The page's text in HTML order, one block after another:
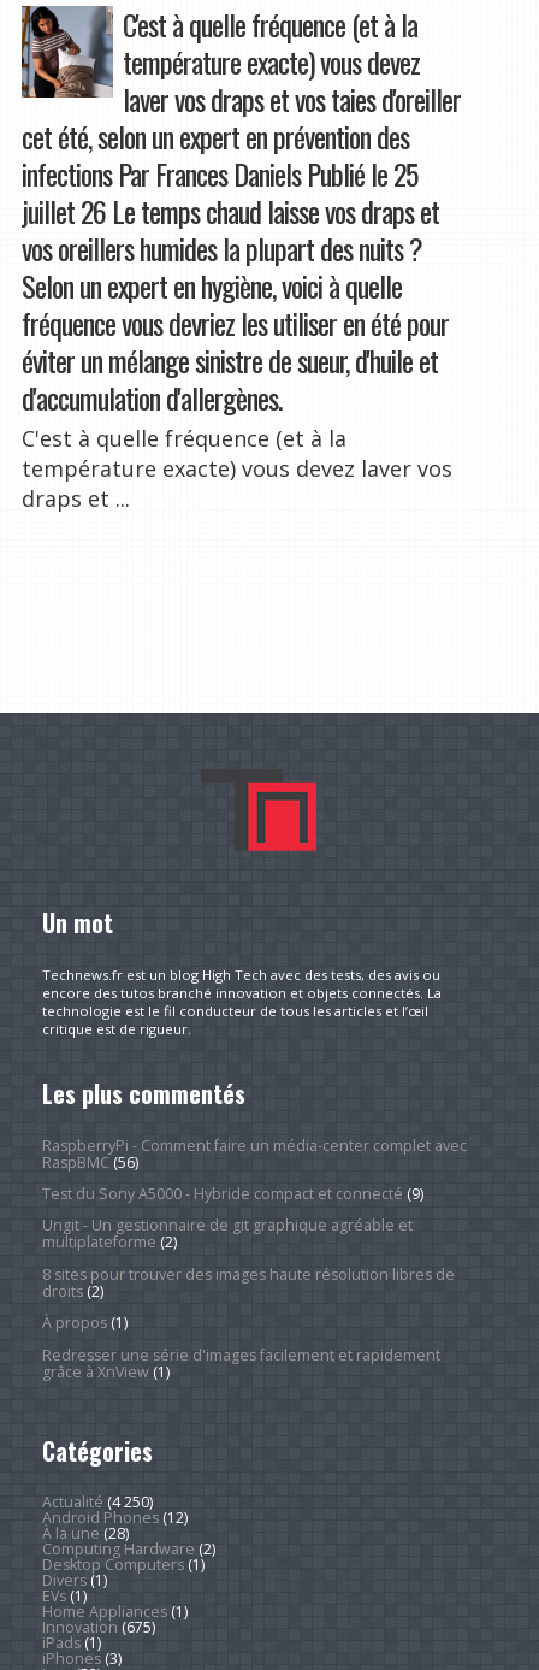
C'est à quelle fréquence (et à la
température exacte) vous devez
laver vos draps et vos taies d'oreiller
cet été, selon un expert en prévention des
infections Par Frances Daniels Publié le 25
juillet 26 Le temps chaud laisse vos draps et
vos oreillers humides la plupart des nuits ?
Selon un expert en hygiène, voici à quelle
fréquence vous devriez les utiliser en été pour
éviter un mélange sinistre de sueur, d'huile et
d'accumulation d'allergènes.
C'est à quelle fréquence (et à la
température exacte) vous devez laver vos
draps et ...
Un mot
Technews.fr est un blog High Tech avec des tests, des avis ou
encore des tutos branché innovation et objets connectés. La
technologie est le fil conducteur de tous les articles et l’œil
critique est de rigueur.
Les plus commentés
RaspberryPi - Comment faire un média-center complet avec
RaspBMC(56)
Test du Sony A5000 - Hybride compact et connecté (9)
Ungit - Un gestionnaire de git graphique agréable et
multiplateforme (2)
8 sites pour trouver des images haute résolution libres de
droits(2)
À propos(1)
Redresser une série d'images facilement et rapidement
grâce à XnView(1)
Catégories
Actualité (4 250)
Android Phones(12)
À la une (28)
Computing Hardware (2)
Desktop Computers(1)
Divers(1)
EVs(1)
Home Appliances(1)
Innovation (675)
iPads(1)
iPhones(3)